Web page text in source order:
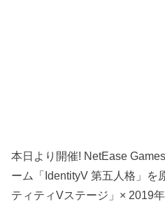
本日より開催! NetEase
ーム「IdentityV 第五人格」を
ティティVステージ」× 2019